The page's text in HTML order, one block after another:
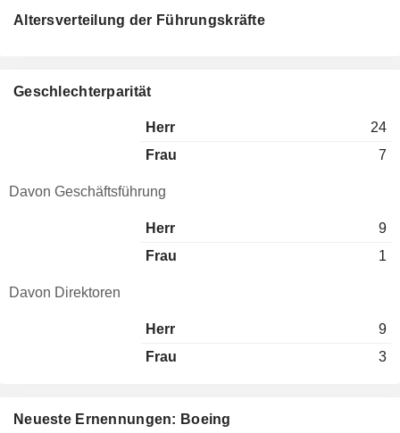
Neueste Ernennungen: Boeing
Altersverteilung der Führungskräfte
Geschlechterparität
Herr
24
Frau
7
Davon Geschäftsführung
Herr
9
Frau
1
Davon Direktoren
Herr
9
Frau
3